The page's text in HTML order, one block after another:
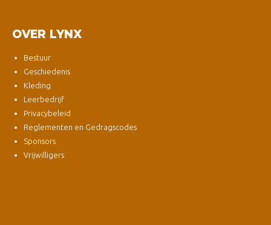
OVER LYNX
Bestuur
Geschiedenis
Kleding
Leerbedrijf
Privacybeleid
Reglementen en Gedragscodes
Sponsors
Vrijwilligers